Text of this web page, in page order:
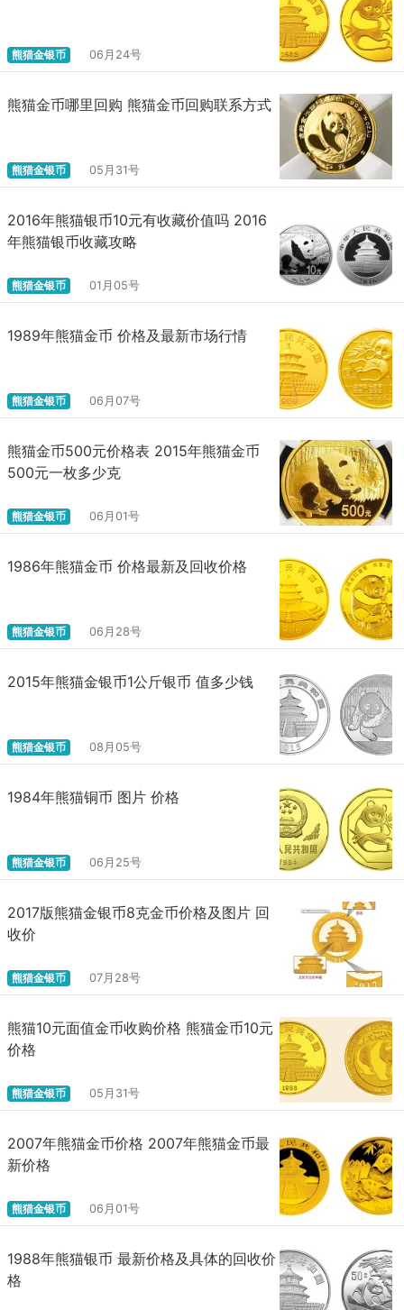
熊猫金银币 06月24号
熊猫金币哪里回购 熊猫金币回购联系方式
熊猫金银币 05月31号
2016年熊猫银币10元有收藏价值吗 2016
年熊猫银币收藏攻略
熊猫金银币 01月05号
1989年熊猫金币 价格及最新市场行情
熊猫金银币 06月07号
熊猫金币500元价格表 2015年熊猫金币
500元一枚多少克
熊猫金银币 06月01号
1986年熊猫金币 价格最新及回收价格
熊猫金银币 06月28号
2015年熊猫金银币1公斤银币 值多少钱
熊猫金银币 08月05号
1984年熊猫铜币 图片 价格
熊猫金银币 06月25号
2017版熊猫金银币8克金币价格及图片 回
收价
熊猫金银币 07月28号
熊猫10元面值金币收购价格 熊猫金币10元
价格
熊猫金银币 05月31号
2007年熊猫金币价格 2007年熊猫金币最
新价格
熊猫金银币 06月01号
1988年熊猫银币 最新价格及具体的回收价
格